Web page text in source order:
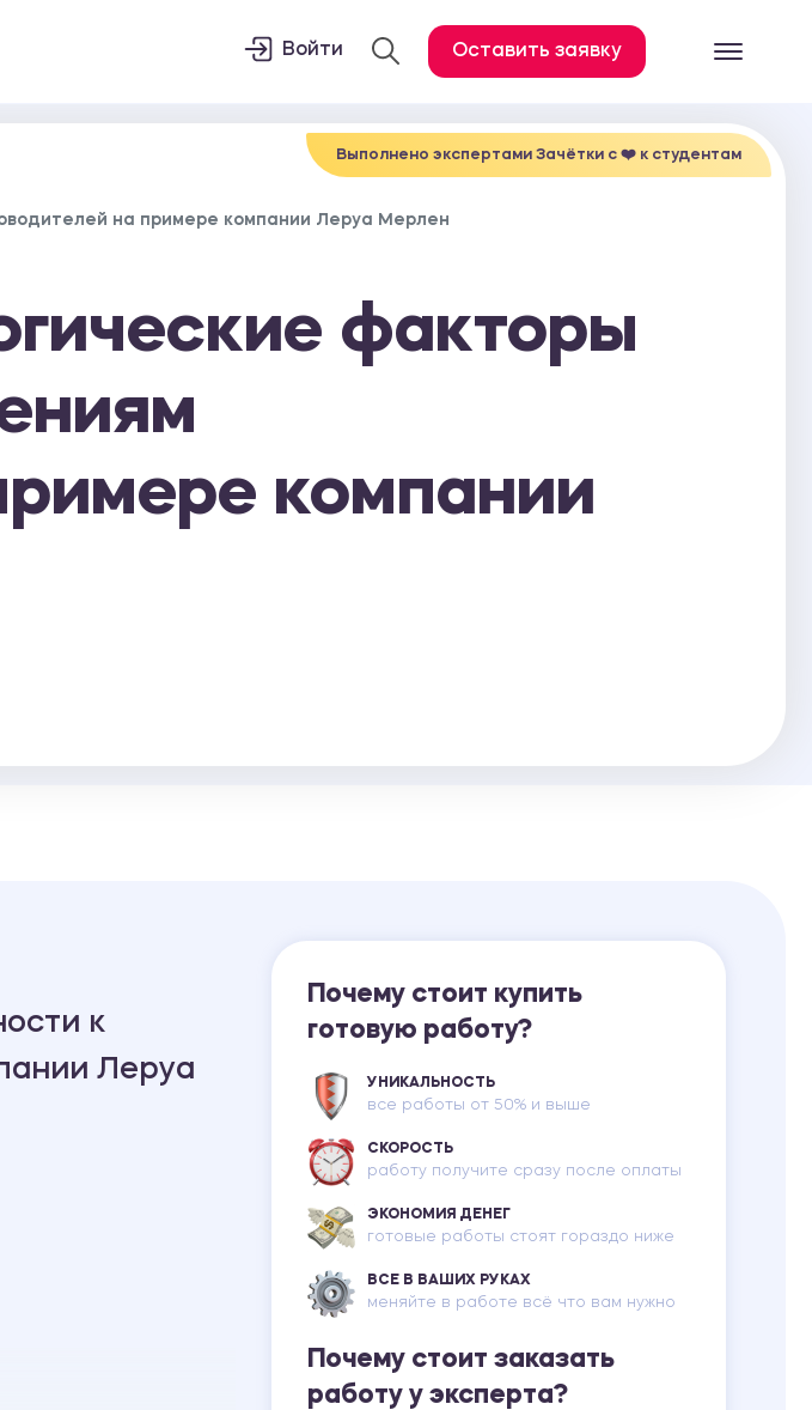
Все услуги
Лабораторная работа
План-конспект
Дневник по практике
Войти Оставить заявку
Выполнено экспертами Зачётки c ❤️ к студентам
на примере компании Леруа Мерлен
факторы
компании
к
Леруа
Почему стоит купить
готовую работу?
УНИКАЛЬНОСТЬ
все работы от 50% и выше
СКОРОСТЬ
работу получите сразу после оплаты
ЭКОНОМИЯ ДЕНЕГ
готовые работы стоят гораздо ниже
ВСЕ В ВАШИХ РУКАХ
меняйте в работе всё что вам нужно
Почему стоит заказать
работу у эксперта?